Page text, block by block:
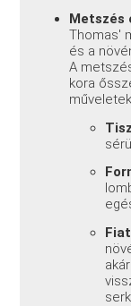
Metszés
Thomas'
és a
A
kora